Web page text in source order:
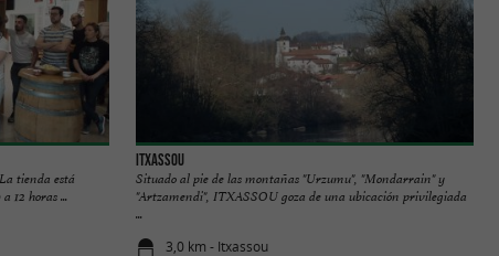
tienda está
12 horas ...
ITXASSOU
Situado al pie de las montañas "Urzumu", "Mondarrain" y
"Artzamendi", ITXASSOU goza de una ubicación privilegiada
...
3,0 km - Itxassou